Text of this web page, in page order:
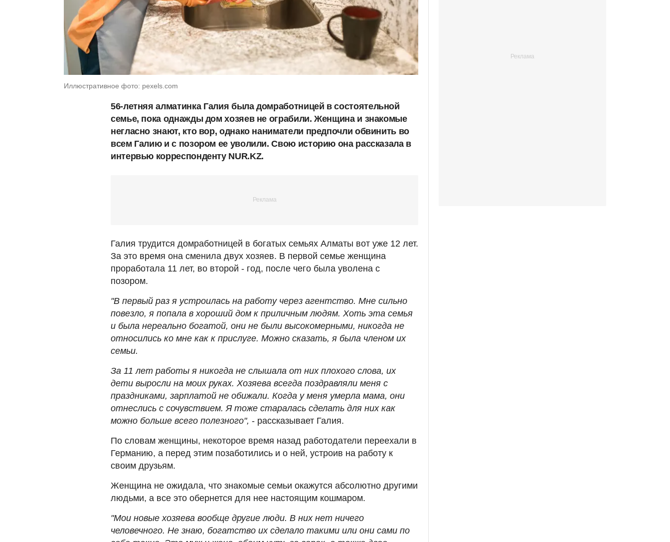
Иллюстративное фото: pexels.com
56-летняя алматинка Галия была домработницей в состоятельной
семье, пока однажды дом хозяев не ограбили. Женщина и знакомые
негласно знают, кто вор, однако наниматели предпочли обвинить во
всем Галию и с позором ее уволили. Свою историю она рассказала в
интервью корреспонденту NUR.KZ.
Галия трудится домработницей в богатых семьях Алматы вот уже 12 лет.
За это время она сменила двух хозяев. В первой семье женщина
проработала 11 лет, во второй - год, после чего была уволена с
позором.
"В первый раз я устроилась на работу через агентство. Мне сильно
повезло, я попала в хороший дом к приличным людям. Хоть эта семья
и была нереально богатой, они не были высокомерными, никогда не
относились ко мне как к прислуге. Можно сказать, я была членом их
семьи.
За 11 лет работы я никогда не слышала от них плохого слова, их
дети выросли на моих руках. Хозяева всегда поздравляли меня с
праздниками, зарплатой не обижали. Когда у меня умерла мама, они
отнеслись с сочувствием. Я тоже старалась сделать для них как
можно больше всего полезного", - рассказывает Галия.
По словам женщины, некоторое время назад работодатели переехали в
Германию, а перед этим позаботились и о ней, устроив на работу к
своим друзьям.
Женщина не ожидала, что знакомые семьи окажутся абсолютно другими
людьми, а все это обернется для нее настоящим кошмаром.
"Мои новые хозяева вообще другие люди. В них нет ничего
человечного. Не знаю, богатство их сделало такими или они сами по